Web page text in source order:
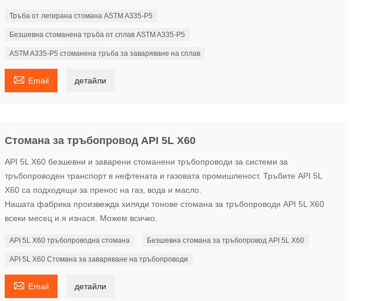
Тръба от легирана стомана ASTM A335-P5
Безшевна стоманена тръба от сплав ASTM A335-P5
ASTM A335-P5 стоманена тръба за заваряване на сплав
 Email детайли
Стомана за тръбопровод API 5L X60
API 5L X60 безшевни и заварени стоманени тръбопроводи за системи за
тръбопроводен транспорт в нефтената и газовата промишленост. Тръбите API 5L
X60 са подходящи за пренос на газ, вода и масло.
Нашата фабрика произвежда хиляди тонове стомана за тръбопроводи API 5L X60
всеки месец и я изнася. Можем всичко.
API 5L X60 тръбопроводна стомана Безшевна стомана за тръбопровод API 5L X60
API 5L X60 Стомана за заваряване на тръбопроводи
 Email детайли